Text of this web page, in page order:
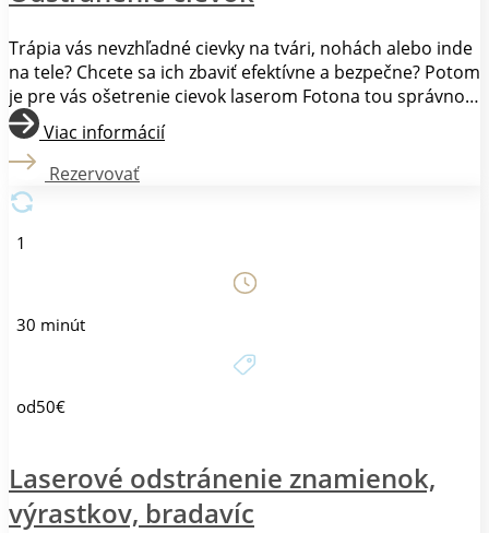
Trápia vás nevzhľadné cievky na tvári, nohách alebo inde
na tele? Chcete sa ich zbaviť efektívne a bezpečne? Potom
je pre vás ošetrenie cievok laserom Fotona tou správnou
voľbou. Ošetrenie cievok laserom Fotona je neinvazívna a
bezbolestná metóda, ktorá využíva pulzné svetlo.
Laserový lúč preniká do hĺbky kože, kde cielene ničí
cievky, zatiaľ čo okolité tkanivo zostáva nepoškodené.
Ošetrenie je rýchle a zvyčajne trvá len niekoľko minút.
Viac informácií
Rezervovať
1
30 minút
od50€
Laserové odstránenie znamienok,
výrastkov, bradavíc